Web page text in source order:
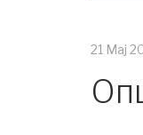
21 Мај